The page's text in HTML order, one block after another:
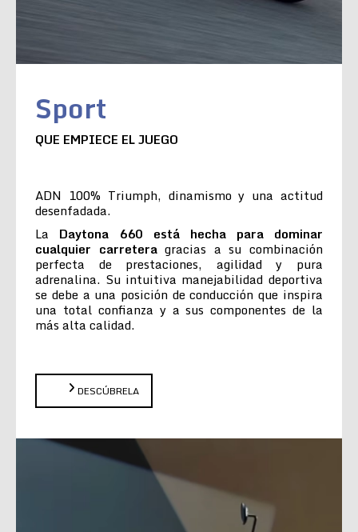
Sport
QUE EMPIECE EL JUEGO
ADN 100% Triumph, dinamismo y una actitud
desenfadada.
La Daytona 660 está hecha para dominar
cualquier carreteragracias a su combinación
perfecta de prestaciones, agilidad y pura
adrenalina. Su intuitiva manejabilidad deportiva
se debe a una posición de conducción que inspira
una total confianza y a sus componentes de la
más alta calidad.
DESCÚBRELA